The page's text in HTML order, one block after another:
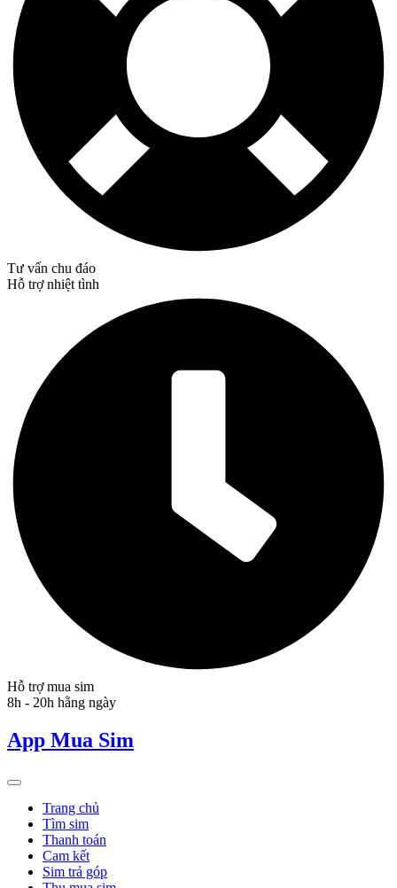
Tư vấn chu đáo
Hỗ trợ nhiệt tình
Hỗ trợ mua sim
8h - 20h hằng ngày
App Mua Sim
Trang chủ
Tìm sim
Thanh toán
Cam kết
Sim trả góp